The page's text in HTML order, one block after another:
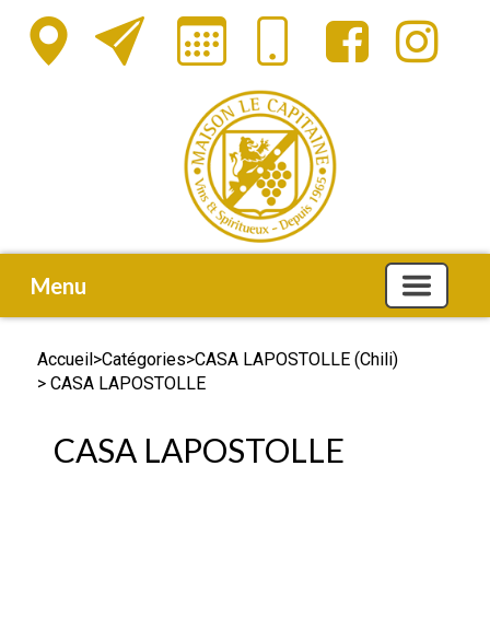
Menu
Accueil>Catégories>CASA LAPOSTOLLE (Chili)
> CASA LAPOSTOLLE
CASA LAPOSTOLLE